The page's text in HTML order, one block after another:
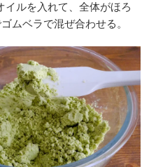
ルを入れて、全体がほろ
ムベラで混ぜ合わせる。